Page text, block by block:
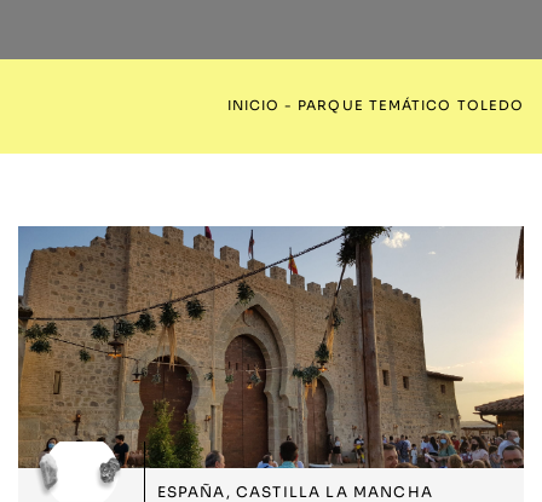
INICIO - PARQUE TEMÁTICO TOLEDO
ESPAÑA , CASTILLA LA MANCHA